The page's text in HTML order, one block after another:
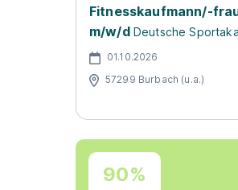
Fitnesskaufmann/-
m/w/d Deutsche
01.10.2026
57299 Burbach (u.a.)
90%